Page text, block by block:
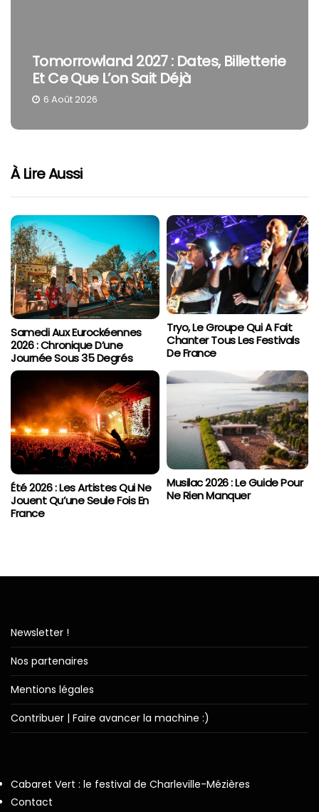
Tomorrowland 2027 : Dates, Billetterie
Et Ce Que L’on Sait Déjà
6 Août 2026
À Lire Aussi
Samedi Aux Eurockéennes
2026 : Chronique D’une
Journée Sous 35 Degrés
Tryo, Le Groupe Qui A Fait
Chanter Tous Les Festivals
De France
Été 2026 : Les Artistes Qui Ne
Jouent Qu’une Seule Fois En
France
Musilac 2026 : Le Guide Pour
Ne Rien Manquer
Newsletter !
Nos partenaires
Mentions légales
Contribuer | Faire avancer la machine :)
Cabaret Vert : le festival de Charleville-Mézières
Contact